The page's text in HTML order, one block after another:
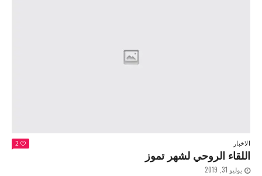
الاخبار 2
اللقاء الروحي لشهر تموز
يوليو 31, 2019